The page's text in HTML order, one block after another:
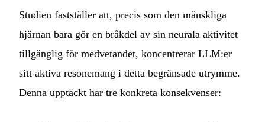
Studien fastställer att, precis som den mänskliga
hjärnan bara gör en bråkdel av sin neurala aktivitet
tillgänglig för medvetandet, koncentrerar LLM:er
sitt aktiva resonemang i detta begränsade utrymme.
Denna upptäckt har tre konkreta konsekvenser: